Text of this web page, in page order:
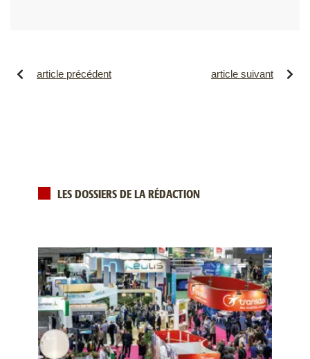
article précédent article suivant
LES DOSSIERS DE LA RÉDACTION